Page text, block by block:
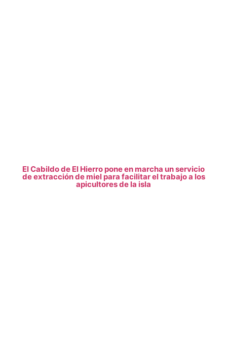
El Cabildo de El Hierro pone en marcha un servicio
de extracción de miel para facilitar el trabajo a los
apicultores de la isla